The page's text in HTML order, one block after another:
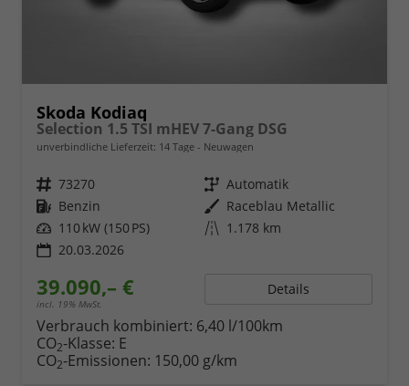
Skoda Kodiaq
Selection 1.5 TSI mHEV 7-Gang DSG
unverbindliche Lieferzeit: 14 Tage Neuwagen
Fahrzeugnr. 73270 Getriebe Automatik
Kraftstoff Benzin Außenfarbe Raceblau Metallic
Leistung 110 kW (150 PS) Kilometerstand 1.178 km
20.03.2026
39.090,– €
incl. 19% MwSt.
Details
Verbrauch kombiniert: 6,40 l/100km
CO2-Klasse: E
CO2-Emissionen: 150,00 g/km